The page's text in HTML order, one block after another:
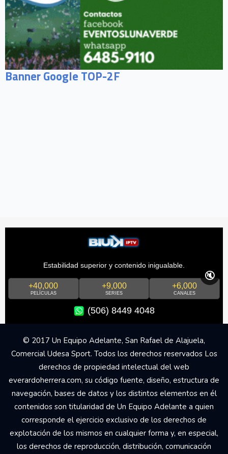
Banner Google TOP-2F
Estabilidad superior y contenido inigualable.
+40,000
PELÍCULAS
+9,000
SERIES
+6,000
CANALES
(506) 8449 4048
🔇
© 2017 Un Equipo Adelante, San Rafael de Alajuela,
Comercial Udesa Sport. Todos los derechos reservados Los
derechos de propiedad intelectual del web
everardoherrera.com, su código fuente, diseño, estructura de
navegación, bases de datos y los distintos elementos en él
contenidos son titularidad de Un Equipo Adelante a quien
corresponde el ejercicio exclusivo de los derechos de
explotación de los mismos en cualquier forma y, en especial,
los derechos de reproducción, distribución, comunicación